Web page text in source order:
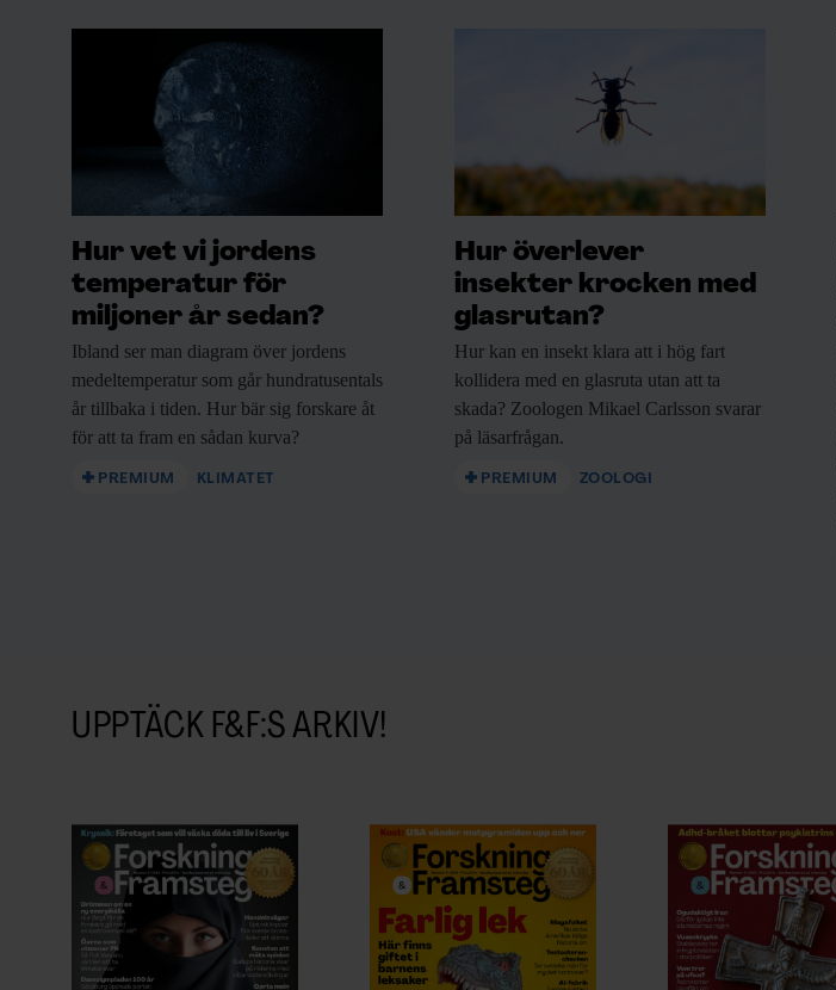
Hur vet vi jordens
temperatur för
miljoner år sedan?
Ibland ser man diagram över jordens
medeltemperatur som går hundratusentals
år tillbaka i tiden. Hur bär sig forskare åt
för att ta fram en sådan kurva?
PREMIUM KLIMATET
Hur överlever
insekter krocken med
glasrutan?
Hur kan en insekt klara att i hög fart
kollidera med en glasruta utan att ta
skada? Zoologen Mikael Carlsson svarar
på läsarfrågan.
PREMIUM ZOOLOGI
UPPTÄCK F&F:S ARKIV!